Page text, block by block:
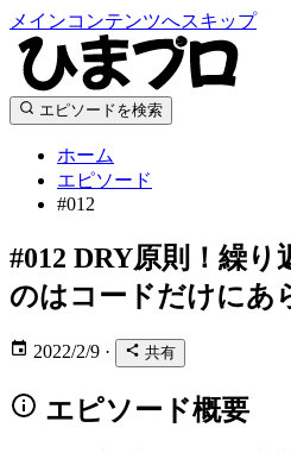
メインコンテンツへスキップ
エピソードを検索
ホーム
エピソード
#012
#012 DRY原則！繰り
のはコードだけにあ
2022/2/9 · 共有
エピソード概要